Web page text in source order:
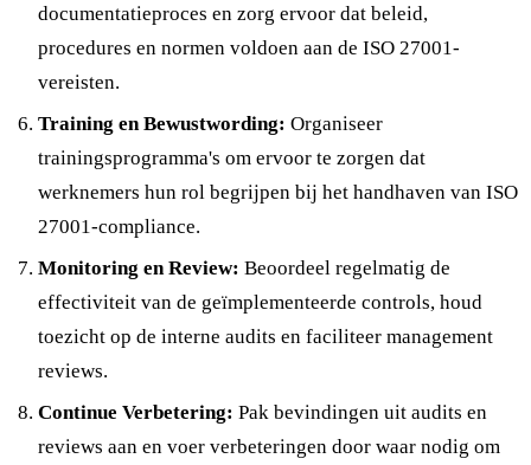
documentatieproces en zorg ervoor dat beleid,
procedures en normen voldoen aan de ISO 27001-
vereisten.
Training en Bewustwording: Organiseer
trainingsprogramma's om ervoor te zorgen dat
werknemers hun rol begrijpen bij het handhaven van ISO
27001-compliance.
Monitoring en Review: Beoordeel regelmatig de
effectiviteit van de geïmplementeerde controls, houd
toezicht op de interne audits en faciliteer management
reviews.
Continue Verbetering: Pak bevindingen uit audits en
reviews aan en voer verbeteringen door waar nodig om